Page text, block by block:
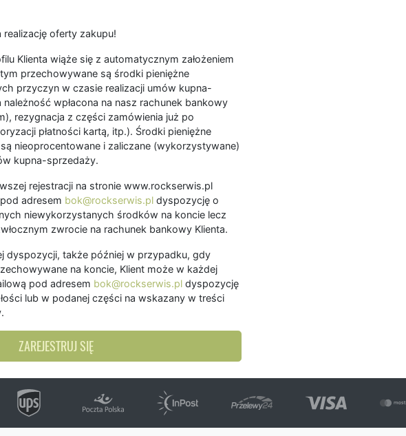
oferty zakupu!
Klienta wiąże się z automatycznym założeniem
przechowywane są środki pieniężne
przyczyn w czasie realizacji umów kupna-
wpłacona na nasz rachunek bankowy
rezygnacja z części zamówienia już po
płatności kartą, itp.). Środki pieniężne
nieoprocentowane i zaliczane (wykorzystywane)
kupna-sprzedaży.
rejestracji na stronie www.rockserwis.pl
adresem bok@rockserwis.pl dyspozycję o
niewykorzystanych środków na koncie lecz
zwrocie na rachunek bankowy Klienta.
dyspozycji, także później w przypadku, gdy
na koncie, Klient może w każdej
pod adresem bok@rockserwis.pl dyspozycję
lub w podanej części na wskazany w treści
ZAREJESTRUJ SIĘ